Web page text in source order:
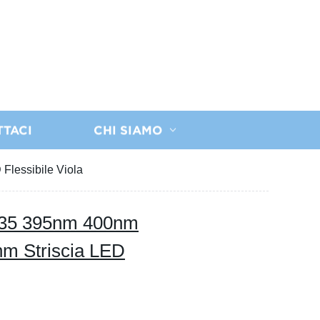
CHI SIAMO
Flessibile Viola
395nm 400nm
Striscia LED